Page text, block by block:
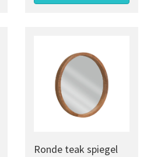
Ronde teak spiegel